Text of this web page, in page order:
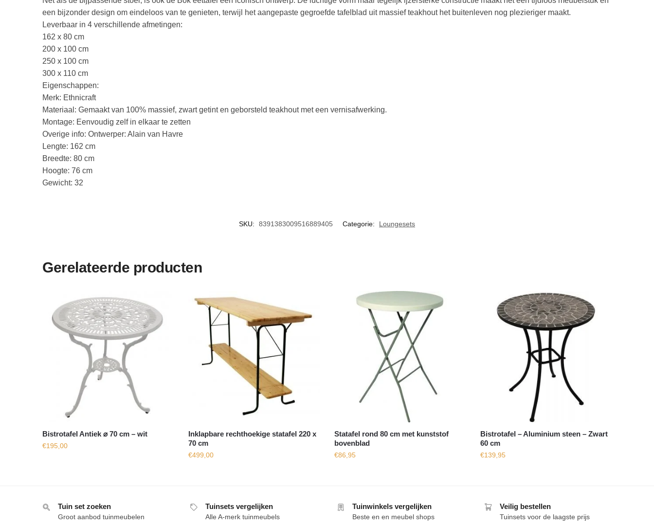
een bijzonder design om eindeloos van te genieten, terwijl het aangepaste gegroefde tafelblad uit massief teakhout het buitenleven nog plezieriger maakt.
Leverbaar in 4 verschillende afmetingen:
162 x 80 cm
200 x 100 cm
250 x 100 cm
300 x 110 cm
Eigenschappen:
Merk: Ethnicraft
Materiaal: Gemaakt van 100% massief, zwart getint en geborsteld teakhout met een vernisafwerking.
Montage: Eenvoudig zelf in elkaar te zetten
Overige info: Ontwerper: Alain van Havre
Lengte: 162 cm
Breedte: 80 cm
Hoogte: 76 cm
Gewicht: 32
SKU: 8391383009516889405 Categorie: Loungesets
Gerelateerde producten
Bistrotafel Antiek ⌀ 70 cm – wit
€195,00
Inklapbare rechthoekige statafel 220 x
70 cm
€499,00
Statafel rond 80 cm met kunststof
bovenblad
€86,95
Bistrotafel – Aluminium steen – Zwart
60 cm
€139,95
Tuin set zoeken
Groot aanbod tuinmeubelen
Tuinsets vergelijken
Alle A-merk tuinmeubels
Tuinwinkels vergelijken
Beste en en meubel shops
Veilig bestellen
Tuinsets voor de laagste prijs